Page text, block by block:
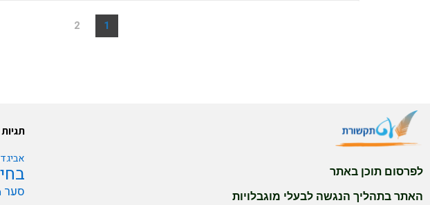
1
2
לפרסום תוכן באתר
האתר בתהליך הנגשה לבעלי מוגבלויות
תגיות
סער